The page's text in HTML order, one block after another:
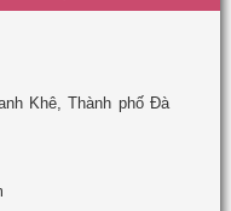
Khê, Thành phố Đà